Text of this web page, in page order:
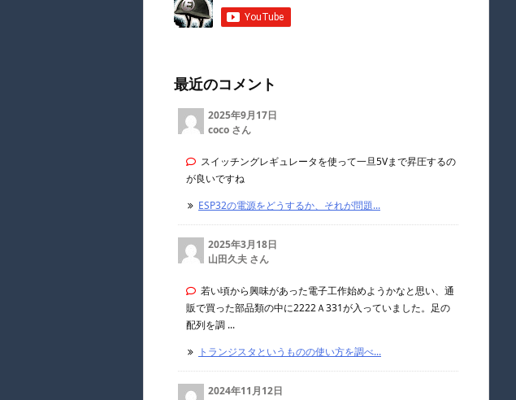
最近のコメント
2025年9月17日
coco さん
スイッチングレギュレータを使って一旦5Vまで昇圧するの
が良いですね
ESP32の電源をどうするか、それが問題...
2025年3月18日
山田久夫 さん
若い頃から興味があった電子工作始めようかなと思い、通
販で買った部品類の中に2222Ａ331が入っていました。足の
配列を調 ...
トランジスタというものの使い方を調べ...
2024年11月12日